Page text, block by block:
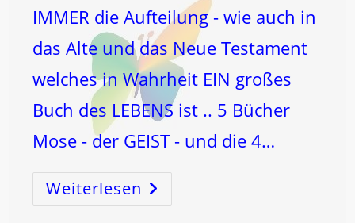
IMMER die Aufteilung - wie auch in
das Alte und das Neue Testament
welches in Wahrheit EIN großes
Buch des LEBENS ist .. 5 Bücher
Mose - der GEIST - und die 4…
Weiterlesen KREUZigung
Und
AUFERSTEHUNG